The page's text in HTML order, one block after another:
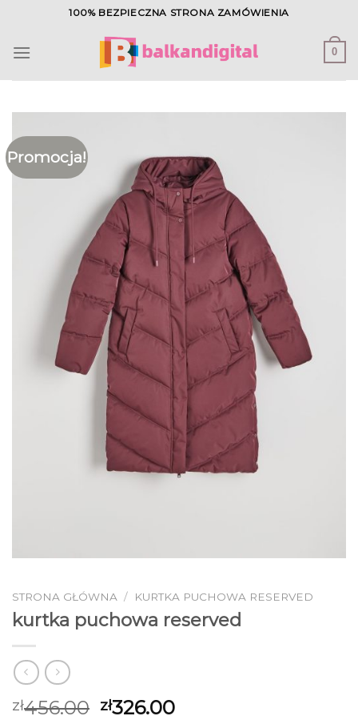
content
100% BEZPIECZNA STRONA ZAMÓWIENIA
0
Promocja!
STRONA GŁÓWNA / KURTKA PUCHOWA RESERVED
kurtka puchowa reserved
zł456.00 zł326.00